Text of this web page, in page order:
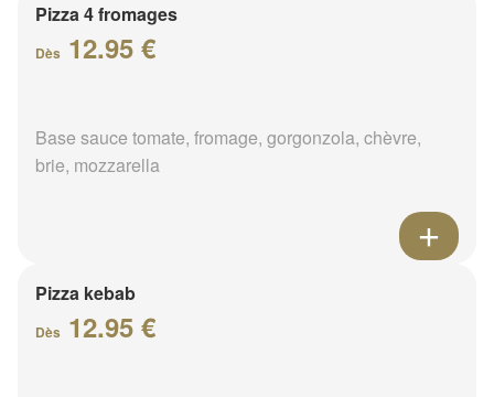
Pizza 4 fromages
Dès 12.95 €
Base sauce tomate, fromage, gorgonzola, chèvre,
brie, mozzarella
Pizza kebab
Dès 12.95 €